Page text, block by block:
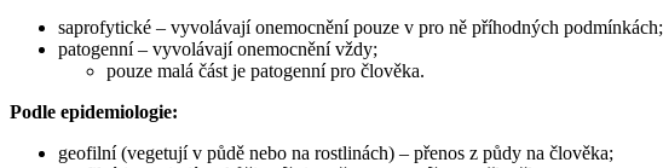
saprofytické – vyvolávají onemocnění pouze v pro ně příhodných podmínkách;
patogenní – vyvolávají onemocnění vždy;
pouze malá část je patogenní pro člověka.
Podle epidemiologie:
geofilní (vegetují v půdě nebo na rostlinách) – přenos z půdy na člověka;